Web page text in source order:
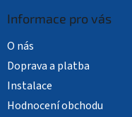
Informace pro vás
O nás
Doprava a platba
Instalace
Hodnocení obchodu